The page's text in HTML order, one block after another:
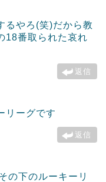
るやろ(笑)だから教
18番取られた哀れ
返信
リーグです
返信
の下のルーキーリ